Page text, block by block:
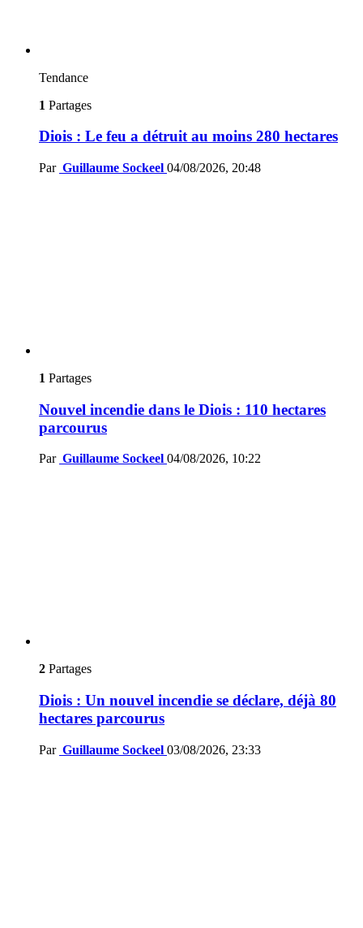
Tendance
1 Partages
Diois : Le feu a détruit au moins 280 hectares
Par Guillaume Sockeel 04/08/2026, 20:48
1 Partages
Nouvel incendie dans le Diois : 110 hectares
parcourus
Par Guillaume Sockeel 04/08/2026, 10:22
2 Partages
Diois : Un nouvel incendie se déclare, déjà 80
hectares parcourus
Par Guillaume Sockeel 03/08/2026, 23:33